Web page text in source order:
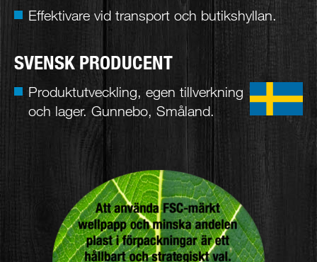
Effektivare vid transport och butikshyllan.
SVENSK PRODUCENT
Produktutveckling, egen tillverkning
och lager. Gunnebo, Småland.